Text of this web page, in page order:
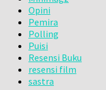
Opini
Pemira
Polling
Puisi
Resensi Buku
resensi film
sastra